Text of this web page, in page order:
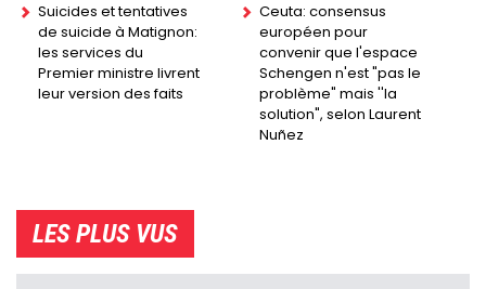
Suicides et tentatives
de suicide à Matignon:
les services du
Premier ministre livrent
leur version des faits
Ceuta: consensus
européen pour
convenir que l'espace
Schengen n'est "pas le
problème" mais ''la
solution", selon Laurent
Nuñez
LES PLUS VUS